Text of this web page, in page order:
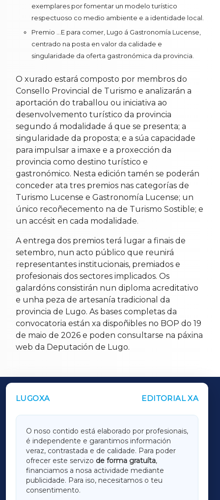
exemplares por fomentar un modelo turístico
respectuoso co medio ambiente e a identidade local.
Premio ...E para comer, Lugo á Gastronomía Lucense,
centrado na posta en valor da calidade e
singularidade da oferta gastronómica da provincia.
O xurado estará composto por membros do
Consello Provincial de Turismo e analizarán a
aportación do traballou ou iniciativa ao
desenvolvemento turístico da provincia
segundo á modalidade á que se presenta; a
singularidade da proposta; e a súa capacidade
para impulsar a imaxe e a proxección da
provincia como destino turístico e
gastronómico. Nesta edición tamén se poderán
conceder ata tres premios nas categorías de
Turismo Lucense e Gastronomía Lucense; un
único recoñecemento na de Turismo Sostible; e
un accésit en cada modalidade.
A entrega dos premios terá lugar a finais de
setembro, nun acto público que reunirá
representantes institucionais, premiados e
profesionais dos sectores implicados. Os
galardóns consistirán nun diploma acreditativo
e unha peza de artesanía tradicional da
provincia de Lugo. As bases completas da
convocatoria están xa dispoñibles no BOP do 19
de maio de 2026 e poden consultarse na páxina
web da Deputación de Lugo.
LUGOXA EDITORIAL XA
O noso contido está elaborado por profesionais,
é independente e garantimos información
veraz, contrastada e de calidade. Para poder
ofrecer este servizo de forma gratuíta,
financiamos a nosa actividade mediante
publicidade. Para iso, necesitamos o teu
consentimento.
OUTROS PERIÓDICOS
LUGOXA
TERRACHAXA